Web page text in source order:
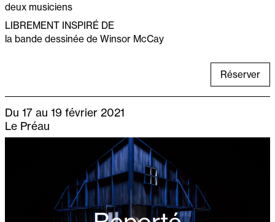
deux musiciens
LIBREMENT INSPIRÉ DE
la bande dessinée de Winsor McCay
Réserver
Du 17 au 19 février 2021
Le Préau